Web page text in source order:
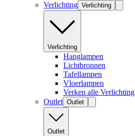
Verlichting Verlichting
Verlichting
Hanglampen
Lichtbronnen
Tafellampen
Vloerlampen
Verken alle Verlichting
Outlet Outlet
Outlet